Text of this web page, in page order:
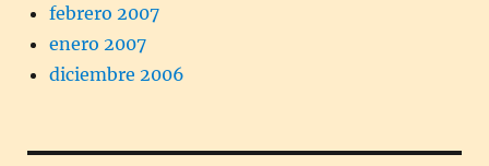
febrero 2007
enero 2007
diciembre 2006